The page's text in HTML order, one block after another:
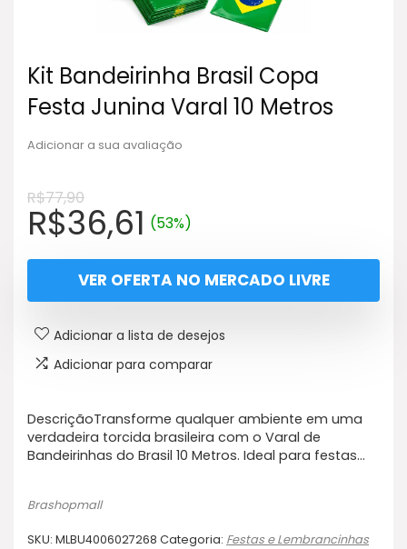
Kit Bandeirinha Brasil Copa
Festa Junina Varal 10 Metros
Adicionar a sua avaliação
R$77,90
O
preço
original
era:
R$77,90.
R$36,61O
preço
atual
é:
R$36,61.
(53%)
VER OFERTA NO MERCADO LIVRE
Adicionar a lista de desejos
Adicionar para comparar
DescriçãoTransforme qualquer ambiente em uma
verdadeira torcida brasileira com o Varal de
Bandeirinhas do Brasil 10 Metros. Ideal para festas…
Brashopmall
SKU: MLBU4006027268 Categoria: Festas e Lembrancinhas